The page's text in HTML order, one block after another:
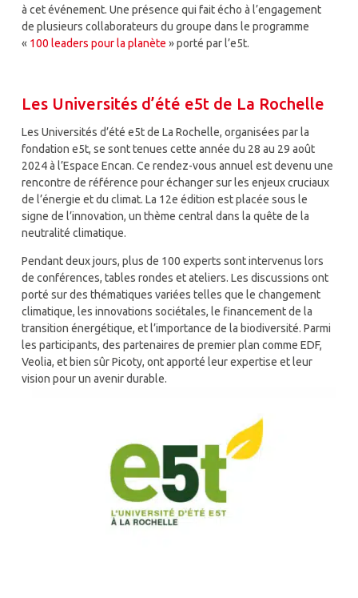
à cet événement. Une présence qui fait écho à l’engagement
de plusieurs collaborateurs du groupe dans le programme
« 100 leaders pour la planète » porté par l’e5t.
Les Universités d’été e5t de La Rochelle
Les Universités d’été e5t de La Rochelle, organisées par la
fondation e5t, se sont tenues cette année du 28 au 29 août
2024 à l’Espace Encan. Ce rendez-vous annuel est devenu une
rencontre de référence pour échanger sur les enjeux cruciaux
de l’énergie et du climat. La 12e édition est placée sous le
signe de l’innovation, un thème central dans la quête de la
neutralité climatique.
Pendant deux jours, plus de 100 experts sont intervenus lors
de conférences, tables rondes et ateliers. Les discussions ont
porté sur des thématiques variées telles que le changement
climatique, les innovations sociétales, le financement de la
transition énergétique, et l’importance de la biodiversité. Parmi
les participants, des partenaires de premier plan comme EDF,
Veolia, et bien sûr Picoty, ont apporté leur expertise et leur
vision pour un avenir durable.